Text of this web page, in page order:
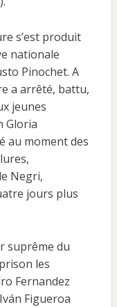
s’est produit
nationale
Pinochet. A
a arrêté, battu,
jeunes
Gloria
au moment des
Negri,
jours plus
suprême du
les
Fernandez
Figueroa